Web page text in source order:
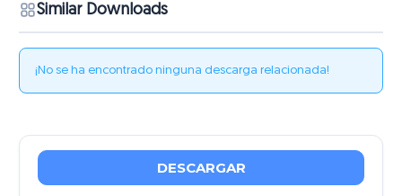
Similar Downloads
¡No se ha encontrado ninguna descarga relacionada!
DESCARGAR